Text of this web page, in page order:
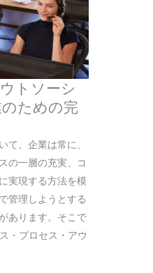
トソーシ
ための完
て、企業は常に、
の一層の充実、コ
実現する方法を模
管理しようとする
あります。そこで
・プロセス・アウ